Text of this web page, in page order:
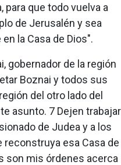
para que todo vuelva a
de Jerusalén y sea
la Casa de Dios".
gobernador de la región
Boznai y todos sus
del otro lado del
asunto. 7 Dejen trabajar
de Judea y a los
reconstruya esa Casa de
son mis órdenes acerca